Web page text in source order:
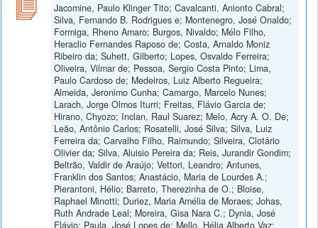
Jacomine, Paulo Klinger Tito; Cavalcanti, Anionto Cabral;
Silva, Fernando B. Rodrigues e; Montenegro, José Onaldo;
Formiga, Rheno Amaro; Burgos, Nivaldo; Mélo Filho,
Heraclio Fernandes Raposo de; Costa, Arnaldo Moniz
Ribeiro da; Suhett, Gilberto; Lopes, Osvaldo Ferreira;
Oliveira, Vilmar de; Pessoa, Sergio Costa Pinto; Lima,
Paulo Cardoso de; Medeiros, Luiz Alberto Regueira;
Almeida, Jeronimo Cunha; Camargo, Marcelo Nunes;
Larach, Jorge Olmos Iturri; Freitas, Flávio Garcia de;
Hirano, Chyozo; Inclan, Raul Suarez; Melo, Acry A. O. De;
Leão, Antônio Carlos; Rosatelli, José Silva; Silva, Luiz
Ferreira da; Carvalho Filho, Raimundo; Silveira, Clotário
Olivier da; Silva, Aluisio Pereira da; Reis, Jurandir Gondim;
Beltrão, Valdir de Araújo; Vettori, Leandro; Antunes,
Franklin dos Santos; Anastácio, Maria de Lourdes A.;
Pierantoni, Hélio; Barreto, Therezinha de O.; Bloise,
Raphael Minotti; Duriez, Maria Amélia de Moraes; Johas,
Ruth Andrade Leal; Moreira, Gisa Nara C.; Dynia, José
Flávio; Paula, José Lopes de; Mello, Hélia Alberto Vaz;